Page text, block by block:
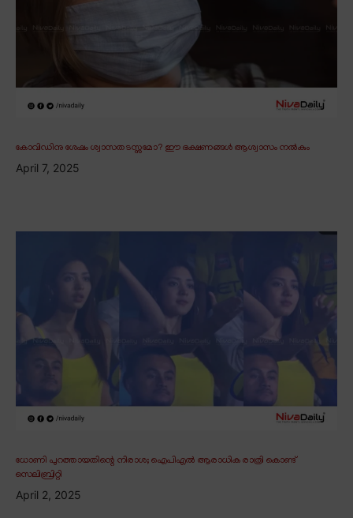
കോവിഡിനു ശേഷം ശ്വാസതടസ്സമോ? ഈ ഭക്ഷണങ്ങൾ ആശ്വാസം നൽകും
April 7, 2025
ധോണി പുറത്തായതിന്റെ നിരാശ; ഐപിഎൽ ആരാധിക രാത്രി കൊണ്ട്
സെലിബ്രിറ്റി
April 2, 2025